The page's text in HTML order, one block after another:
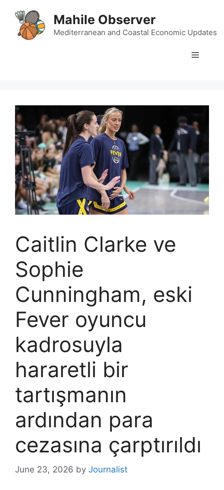
content
Mahile Observer
Mediterranean and Coastal Economic Updates
Menu
Caitlin Clarke ve
Sophie
Cunningham, eski
Fever oyuncu
kadrosuyla
hararetli bir
tartışmanın
ardından para
cezasına çarptırıldı
June 23, 2026 by Journalist